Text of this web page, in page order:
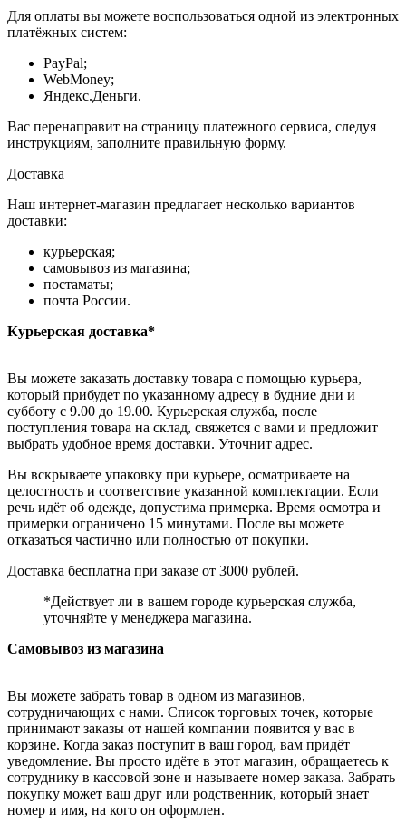
Для оплаты вы можете воспользоваться одной из электронных
платёжных систем:
PayPal;
WebMoney;
Яндекс.Деньги.
Вас перенаправит на страницу платежного сервиса, следуя
инструкциям, заполните правильную форму.
Доставка
Наш интернет-магазин предлагает несколько вариантов
доставки:
курьерская;
самовывоз из магазина;
постаматы;
почта России.
Курьерская доставка*
Вы можете заказать доставку товара с помощью курьера,
который прибудет по указанному адресу в будние дни и
субботу с 9.00 до 19.00. Курьерская служба, после
поступления товара на склад, свяжется с вами и предложит
выбрать удобное время доставки. Уточнит адрес.
Вы вскрываете упаковку при курьере, осматриваете на
целостность и соответствие указанной комплектации. Если
речь идёт об одежде, допустима примерка. Время осмотра и
примерки ограничено 15 минутами. После вы можете
отказаться частично или полностью от покупки.
Доставка бесплатна при заказе от 3000 рублей.
*Действует ли в вашем городе курьерская служба,
уточняйте у менеджера магазина.
Самовывоз из магазина
Вы можете забрать товар в одном из магазинов,
сотрудничающих с нами. Список торговых точек, которые
принимают заказы от нашей компании появится у вас в
корзине. Когда заказ поступит в ваш город, вам придёт
уведомление. Вы просто идёте в этот магазин, обращаетесь к
сотруднику в кассовой зоне и называете номер заказа. Забрать
покупку может ваш друг или родственник, который знает
номер и имя, на кого он оформлен.